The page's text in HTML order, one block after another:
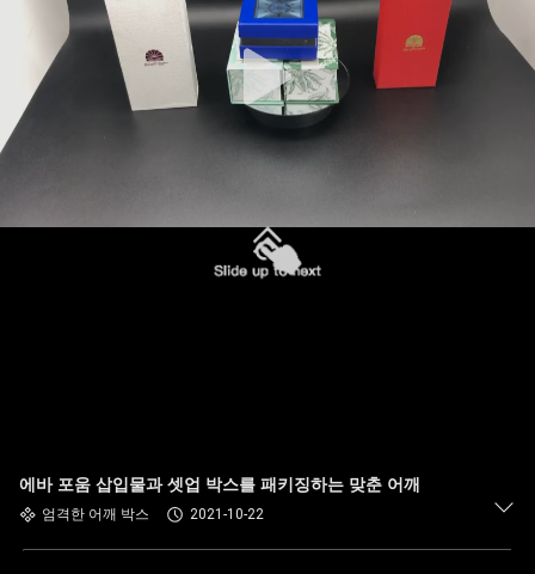
에바 포움 삽입물과 셋업 박스를 패키징하는 맞춘 어깨
엄격한 어깨 박스 2021-10-22